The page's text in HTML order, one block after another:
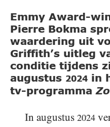
Emmy Award-
Pierre Bokma
waardering uit
Griffith’s uitleg
conditie tijdens
augustus 2024 in
tv-programma
In augustus 2024